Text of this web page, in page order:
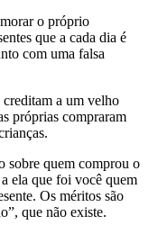
o próprio
que a cada dia é
com uma falsa
creditam a um velho
próprias compraram
sobre quem comprou o
ela que foi você quem
Os méritos são
que não existe.